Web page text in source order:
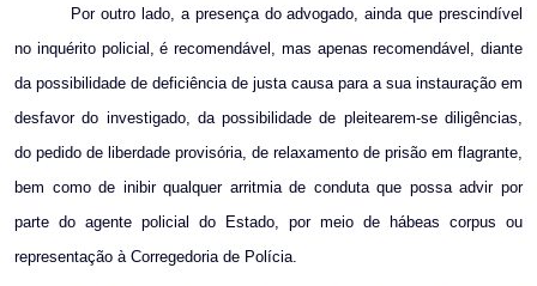
Por outro lado, a presença do advogado, ainda que prescindível
no inquérito policial, é recomendável, mas apenas recomendável, diante
da possibilidade de deficiência de justa causa para a sua instauração em
desfavor do investigado, da possibilidade de pleitearem-se diligências,
do pedido de liberdade provisória, de relaxamento de prisão em flagrante,
bem como de inibir qualquer arritmia de conduta que possa advir por
parte do agente policial do Estado, por meio de hábeas corpus ou
representação à Corregedoria de Polícia.